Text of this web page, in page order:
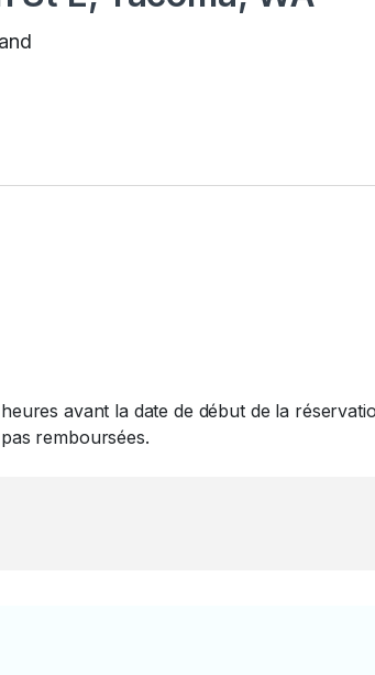
avant la date de début de la
remboursées.